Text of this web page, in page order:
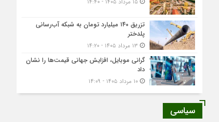
تزریق ۱۴۰ میلیارد تومان به شبکه آب‌رسانی
پلدختر
گرانی موبایل، افزایش جهانی قیمت‌ها را نشان
داد
۱۰ مرداد ۱۴۰۵ - ۱۴:۰۹
سیاسی